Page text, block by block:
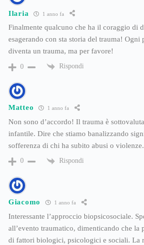
Ilaria 1 anno fa
Finalmente qualcuno che ha il coraggio di
esagerando con sta storia del trauma!
diventa un trauma, ma per favore!
0 Rispondi
Matteo 1 anno fa
Non sono d’accordo! Il trauma è
infantile. Dire che stiamo banalizzando
sofferenza di chi ha subito abusi o violenze.
0 Rispondi
Giacomo 1 anno fa
Interessante l’approccio biopsicosociale.
all’evento traumatico, dimenticando che la
di fattori biologici, psicologici e sociali. La